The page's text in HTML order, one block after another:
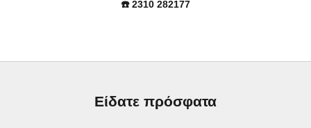
☎️ 2310 282177
Είδατε πρόσφατα